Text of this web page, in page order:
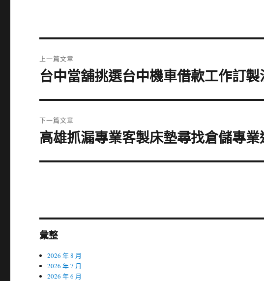
章
上一篇文章
上
篇
章:
台中當舖挑選台中機車借款工作訂
下一篇文章
下
篇
高雄抓漏專業客製床墊尋找倉儲專
彙整
2026 年 8 月
2026 年 7 月
2026 年 6 月